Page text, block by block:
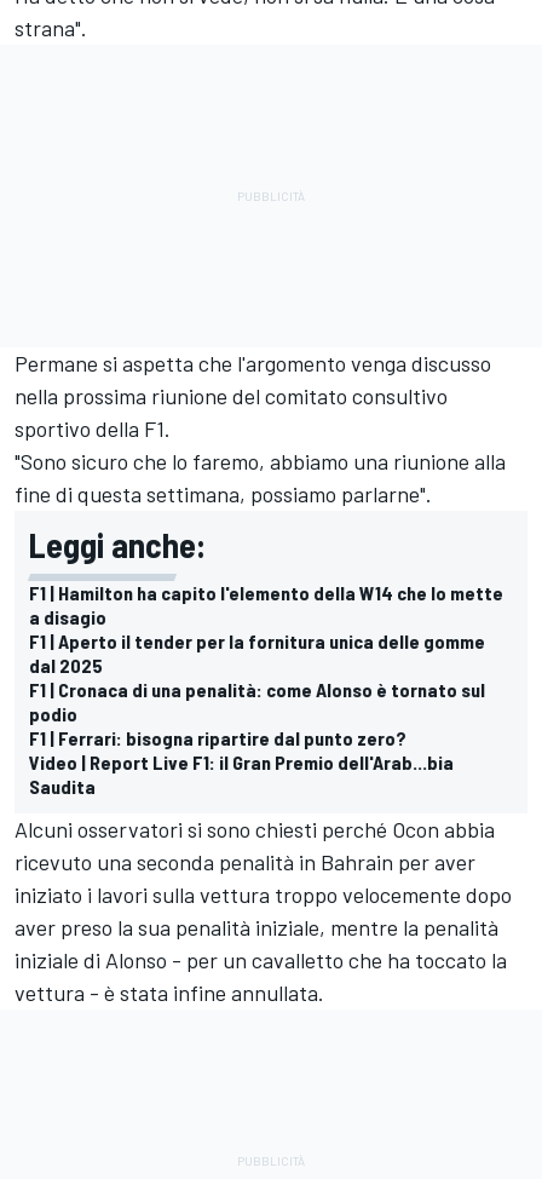
strana".
Permane si aspetta che l'argomento venga discusso
nella prossima riunione del comitato consultivo
sportivo della F1.
"Sono sicuro che lo faremo, abbiamo una riunione alla
fine di questa settimana, possiamo parlarne".
Leggi anche:
F1 | Hamilton ha capito l'elemento della W14 che lo mette
a disagio
F1 | Aperto il tender per la fornitura unica delle gomme
dal 2025
F1 | Cronaca di una penalità: come Alonso è tornato sul
podio
F1 | Ferrari: bisogna ripartire dal punto zero?
Video | Report Live F1: il Gran Premio dell'Arab...bia
Saudita
Alcuni osservatori si sono chiesti perché Ocon abbia
ricevuto una seconda penalità in Bahrain per aver
iniziato i lavori sulla vettura troppo velocemente dopo
aver preso la sua penalità iniziale, mentre la penalità
iniziale di Alonso - per un cavalletto che ha toccato la
vettura - è stata infine annullata.